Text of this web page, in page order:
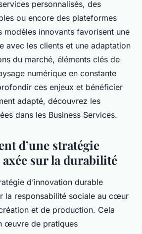
personnalisés, des
ou encore des plateformes
modèles innovants favorisent une
avec les clients et une adaptation
du marché, éléments clés de
numérique en constante
ces enjeux et bénéficier
adapté, découvrez les
dans les Business Services.
d’une stratégie
sur la durabilité
d’innovation durable
la responsabilité sociale au cœur
et de production. Cela
œuvre de pratiques